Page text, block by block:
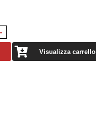
Visualizza carrello